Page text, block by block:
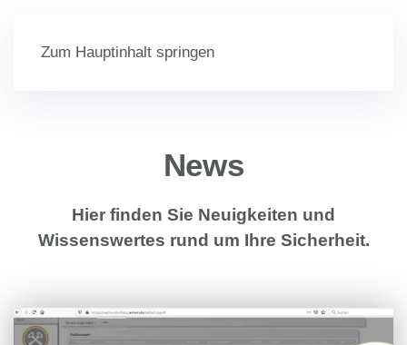
Zum Hauptinhalt springen
News
Hier finden Sie Neuigkeiten und
Wissenswertes rund um Ihre Sicherheit.